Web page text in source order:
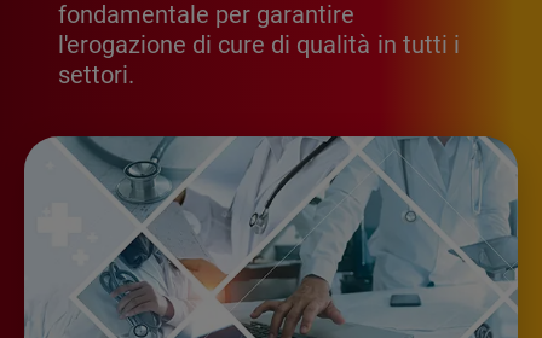
fondamentale per garantire
l'erogazione di cure di qualità in tutti i
settori.